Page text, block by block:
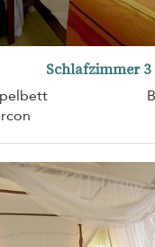
Schlafzimmer 3